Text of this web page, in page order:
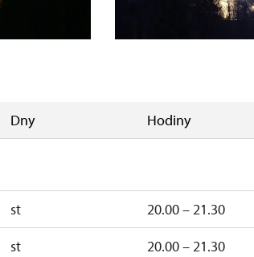
Dny Hodiny
st
20.00 – 21.30
st
20.00 – 21.30